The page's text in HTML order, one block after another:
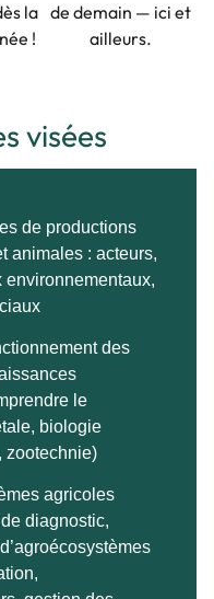
la
!
de demain — ici et
ailleurs.
visées
de productions
animales : acteurs,
des
le
biologie
zootechnie)
agricoles
diagnostic,